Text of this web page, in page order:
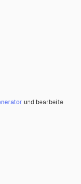
und bearbeite